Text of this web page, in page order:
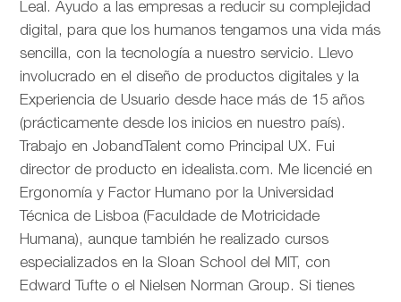
Leal. Ayudo a las empresas a reducir su complejidad
digital, para que los humanos tengamos una vida más
sencilla, con la tecnología a nuestro servicio. Llevo
involucrado en el diseño de productos digitales y la
Experiencia de Usuario desde hace más de 15 años
(prácticamente desde los inicios en nuestro país).
Trabajo en JobandTalent como Principal UX. Fui
director de producto en idealista.com. Me licencié en
Ergonomía y Factor Humano por la Universidad
Técnica de Lisboa (Faculdade de Motricidade
Humana), aunque también he realizado cursos
especializados en la Sloan School del MIT, con
Edward Tufte o el Nielsen Norman Group. Si tienes